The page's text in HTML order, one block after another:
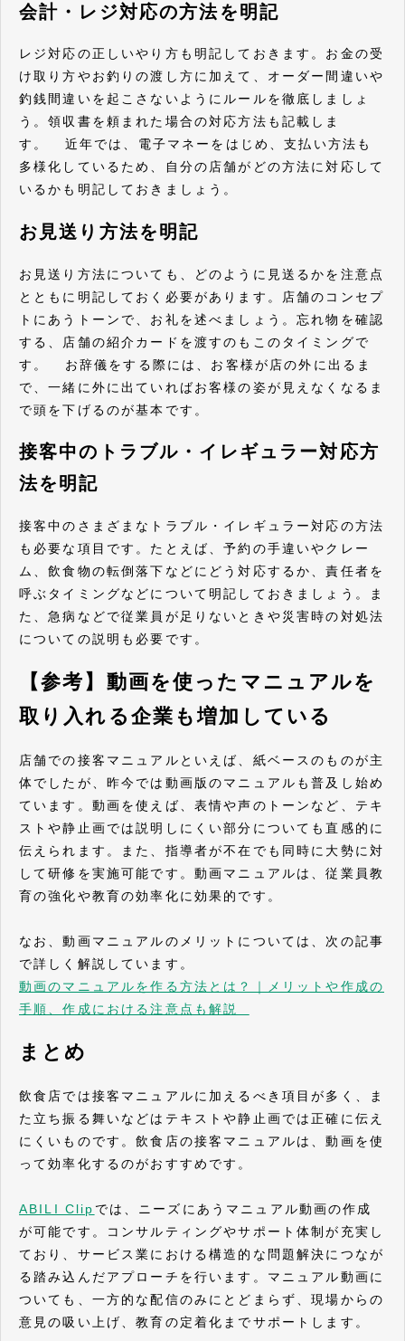
会計・レジ対応の方法を明記
レジ対応の正しいやり方も明記しておきます。お金の受
け取り方やお釣りの渡し方に加えて、オーダー間違いや
釣銭間違いを起こさないようにルールを徹底しましょ
う。領収書を頼まれた場合の対応方法も記載しま
す。 近年では、電子マネーをはじめ、支払い方法も
多様化しているため、自分の店舗がどの方法に対応して
いるかも明記しておきましょう。
お見送り方法を明記
お見送り方法についても、どのように見送るかを注意点
とともに明記しておく必要があります。店舗のコンセプ
トにあうトーンで、お礼を述べましょう。忘れ物を確認
する、店舗の紹介カードを渡すのもこのタイミングで
す。 お辞儀をする際には、お客様が店の外に出るま
で、一緒に外に出ていればお客様の姿が見えなくなるま
で頭を下げるのが基本です。
接客中のトラブル・イレギュラー対応方
法を明記
接客中のさまざまなトラブル・イレギュラー対応の方法
も必要な項目です。たとえば、予約の手違いやクレー
ム、飲食物の転倒落下などにどう対応するか、責任者を
呼ぶタイミングなどについて明記しておきましょう。ま
た、急病などで従業員が足りないときや災害時の対処法
についての説明も必要です。
【参考】動画を使ったマニュアルを
取り入れる企業も増加している
店舗での接客マニュアルといえば、紙ベースのものが主
体でしたが、昨今では動画版のマニュアルも普及し始め
ています。動画を使えば、表情や声のトーンなど、テキ
ストや静止画では説明しにくい部分についても直感的に
伝えられます。また、指導者が不在でも同時に大勢に対
して研修を実施可能です。動画マニュアルは、従業員教
育の強化や教育の効率化に効果的です。
なお、動画マニュアルのメリットについては、次の記事
で詳しく解説しています。
​​​​​​​動画のマニュアルを作る方法とは？｜メリットや作成の
手順、作成における注意点も解説
まとめ
飲食店では接客マニュアルに加えるべき項目が多く、ま
た立ち振る舞いなどはテキストや静止画では正確に伝え
にくいものです。飲食店の接客マニュアルは、動画を使
って効率化するのがおすすめです。
ABILI Clip では、ニーズにあうマニュアル動画の作成
が可能です。コンサルティングやサポート体制が充実し
ており、サービス業における構造的な問題解決につなが
る踏み込んだアプローチを行います。マニュアル動画に
ついても、一方的な配信のみにとどまらず、現場からの
意見の吸い上げ、教育の定着化までサポートします。